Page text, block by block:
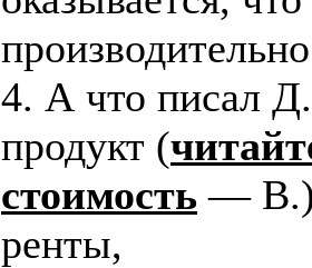
4. А что писал
продукт (
стоимость — В.),
ренты,